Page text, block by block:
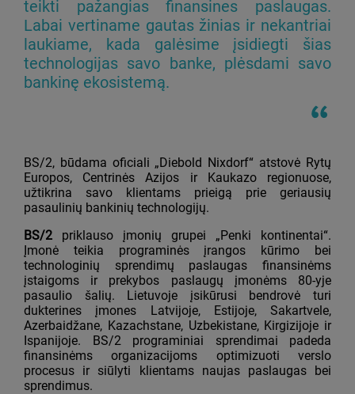
teikti pažangias finansines paslaugas.
Labai vertiname gautas žinias ir nekantriai
laukiame, kada galėsime įsidiegti šias
technologijas savo banke, plėsdami savo
bankinę ekosistemą.
BS/2, būdama oficiali „Diebold Nixdorf“ atstovė Rytų
Europos, Centrinės Azijos ir Kaukazo regionuose,
užtikrina savo klientams prieigą prie geriausių
pasaulinių bankinių technologijų.
BS/2 priklauso įmonių grupei „Penki kontinentai“.
Įmonė teikia programinės įrangos kūrimo bei
technologinių sprendimų paslaugas finansinėms
įstaigoms ir prekybos paslaugų įmonėms 80-yje
pasaulio šalių. Lietuvoje įsikūrusi bendrovė turi
dukterines įmones Latvijoje, Estijoje, Sakartvele,
Azerbaidžane, Kazachstane, Uzbekistane, Kirgizijoje ir
Ispanijoje. BS/2 programiniai sprendimai padeda
finansinėms organizacijoms optimizuoti verslo
procesus ir siūlyti klientams naujas paslaugas bei
sprendimus.